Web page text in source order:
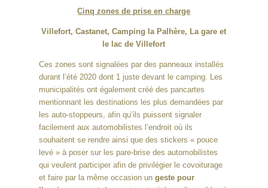
Cinq zones de prise en charge
Villefort, Castanet, Camping la Palhère, La gare et
le lac de Villefort
Ces zones sont signalées par des panneaux installés
durant l’été 2020 dont 1 juste devant le camping. Les
municipalités ont également créé des pancartes
mentionnant les destinations les plus demandées par
les auto-stoppeurs, afin qu’ils puissent signaler
facilement aux automobilistes l’endroit où ils
souhaitent se rendre ainsi que des stickers « pouce
levé » à poser sur les pare-brise des automobilistes
qui veulent participer afin de privilégier le covoiturage
et faire par la même occasion un geste pour